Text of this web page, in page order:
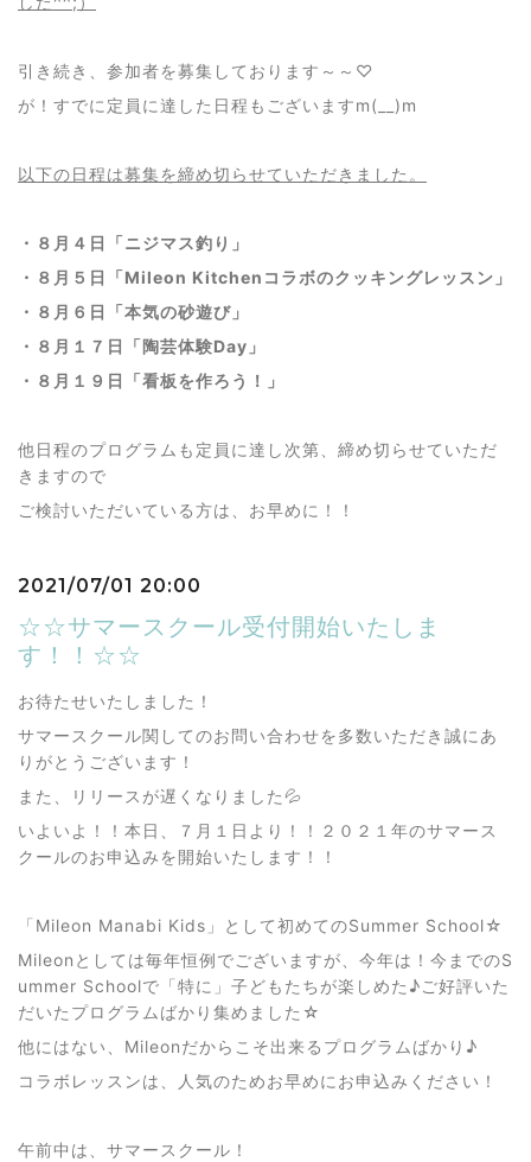
引き続き、参加者を募集しております～～♡
が！すでに定員に達した日程もございますm(__)m
以下の日程は募集を締め切らせていただきました。
・８月４日「ニジマス釣り」
・８月５日「Mileon Kitchenコラボのクッキングレッスン」
・８月６日「本気の砂遊び」
・８月１７日「陶芸体験Day」
・８月１９日「看板を作ろう！」
他日程のプログラムも定員に達し次第、締め切らせていただ
きますので
ご検討いただいている方は、お早めに！！
2021/07/01 20:00
☆☆サマースクール受付開始いたしま
す！！☆☆
お待たせいたしました！
サマースクール関してのお問い合わせを多数いただき誠にあ
りがとうございます！
また、リリースが遅くなりました💦
いよいよ！！本日、７月１日より！！２０２１年のサマース
クールのお申込みを開始いたします！！
「Mileon Manabi Kids」として初めてのSummer School☆
Mileonとしては毎年恒例でございますが、今年は！今までのS
ummer Schoolで「特に」子どもたちが楽しめた♪ご好評いた
だいたプログラムばかり集めました☆
他にはない、Mileonだからこそ出来るプログラムばかり♪
コラボレッスンは、人気のためお早めにお申込みください！
午前中は、サマースクール！